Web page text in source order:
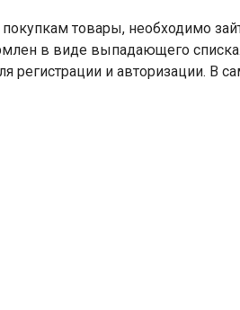
товары, необходимо
в виде выпадающего
регистрации и авторизации. В